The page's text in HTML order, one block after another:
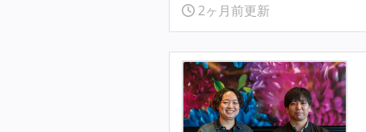
2ヶ月前更新